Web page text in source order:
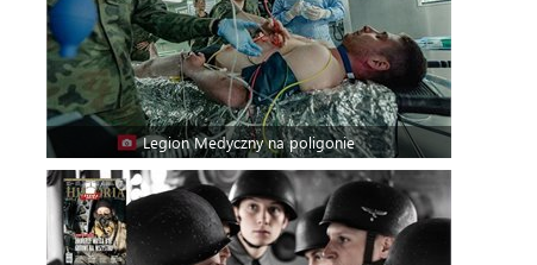
Legion Medyczny na poligonie